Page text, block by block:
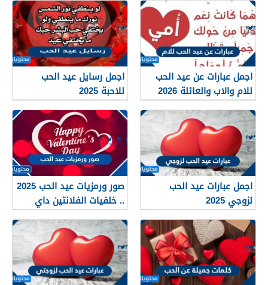
للاصدقاء
اجمل عبارات عن عيد الحب
للام والاب والعائلة 2026
اجمل رسايل عيد الحب
للاحبة 2025
اجمل عبارات عيد الحب
لزوجي 2025
صور ورمزيات عيد الحب 2025
.. خلفيات الفلانتين داي
2025